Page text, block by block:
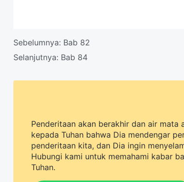
Sebelumnya: Bab 82
Selanjutnya: Bab 84
Penderitaan akan berakhir dan air mata
kepada Tuhan bahwa Dia mendengar
penderitaan kita, dan Dia ingin
Hubungi kami untuk memahami kabar
Tuhan.